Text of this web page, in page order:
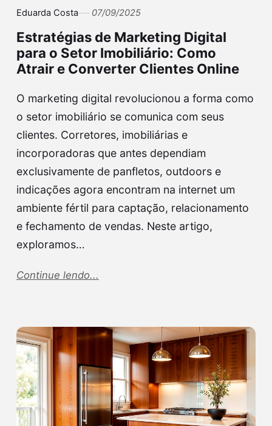
Eduarda Costa 07/09/2025
Estratégias de Marketing Digital
para o Setor Imobiliário: Como
Atrair e Converter Clientes Online
O marketing digital revolucionou a forma como
o setor imobiliário se comunica com seus
clientes. Corretores, imobiliárias e
incorporadoras que antes dependiam
exclusivamente de panfletos, outdoors e
indicações agora encontram na internet um
ambiente fértil para captação, relacionamento
e fechamento de vendas. Neste artigo,
exploramos…
Continue lendo...